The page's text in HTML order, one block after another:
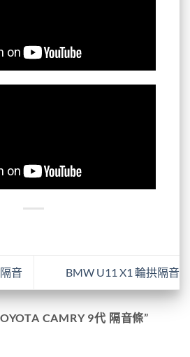
音 BMW U11 X1 輪拱隔音
CAMRY 9代 隔音條”